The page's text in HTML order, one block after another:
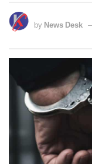
byNews Desk